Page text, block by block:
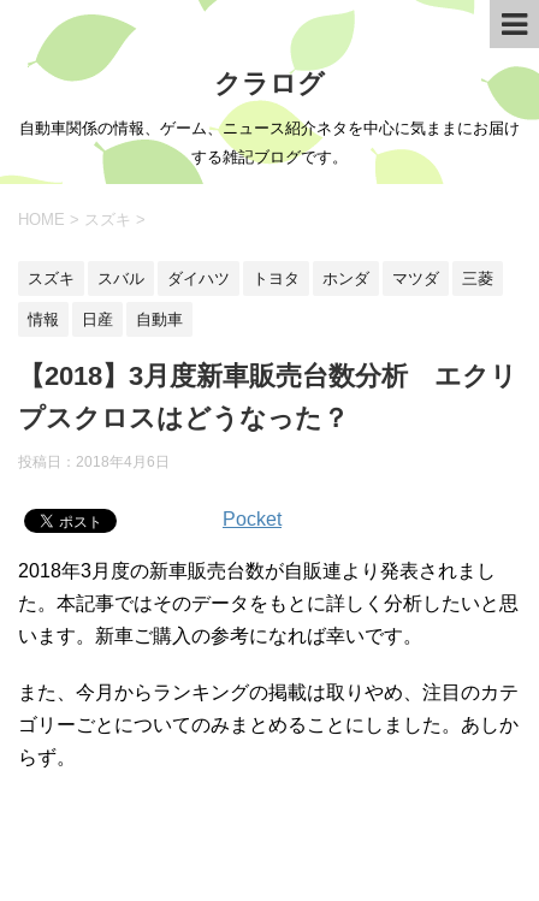
クラログ
自動車関係の情報、ゲーム、ニュース紹介ネタを中心に気ままにお届け
する雑記ブログです。
HOME > スズキ >
スズキ スバル ダイハツ トヨタ ホンダ マツダ 三菱
情報 日産 自動車
【2018】3月度新車販売台数分析 エクリ
プスクロスはどうなった？
投稿日： 2018年4月6日
Pocket
2018年3月度の新車販売台数が自販連より発表されまし
た。本記事ではそのデータをもとに詳しく分析したいと思
います。新車ご購入の参考になれば幸いです。
また、今月からランキングの掲載は取りやめ、注目のカテ
ゴリーごとについてのみまとめることにしました。あしか
らず。